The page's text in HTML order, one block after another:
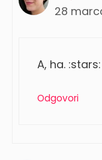
28
A, ha. :stars:
Odgovori